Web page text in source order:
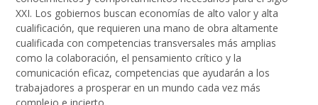
XXI. Los gobiernos buscan economías de alto valor y alta
cualificación, que requieren una mano de obra altamente
cualificada con competencias transversales más amplias
como la colaboración, el pensamiento crítico y la
comunicación eficaz, competencias que ayudarán a los
trabajadores a prosperar en un mundo cada vez más